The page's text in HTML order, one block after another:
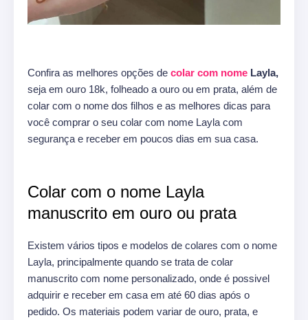
Confira as melhores opções de colar com nome Layla,
seja em ouro 18k, folheado a ouro ou em prata, além de
colar com o nome dos filhos e as melhores dicas para
você comprar o seu colar com nome Layla com
segurança e receber em poucos dias em sua casa.
Colar com o nome Layla
manuscrito em ouro ou prata
Existem vários tipos e modelos de colares com o nome
Layla, principalmente quando se trata de colar
manuscrito com nome personalizado, onde é possivel
adquirir e receber em casa em até 60 dias após o
pedido. Os materiais podem variar de ouro, prata, e